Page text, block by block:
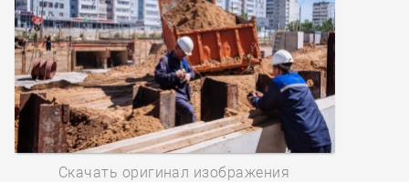
Скачать оригинал изображения